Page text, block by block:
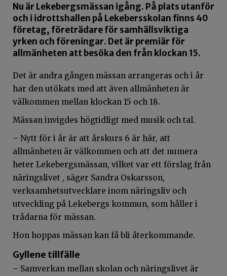
Nu är Lekebergsmässan igång. På plats utanför
och i idrottshallen på Lekebersskolan finns 40
företag, företrädare för samhällsviktiga
yrken och föreningar. Det är premiär för
allmänheten att besöka den från klockan 15.
Det är andra gången mässan arrangeras och i år
har den utökats med att även allmänheten är
välkommen mellan klockan 15 och 18.
Mässan invigdes högtidligt med musik och tal.
– Nytt för i år är att årskurs 6 är här, att
allmänheten är välkommen och att det numera
heter Lekebergsmässan, vilket var ett förslag från
näringslivet , säger Sandra Oskarsson,
verksamhetsutvecklare inom näringsliv och
utveckling på Lekebergs kommun, som håller i
trådarna för mässan.
Hon hoppas mässan kan få bli återkommande.
Gyllene tillfälle
– Samverkan mellan skolan och näringslivet är